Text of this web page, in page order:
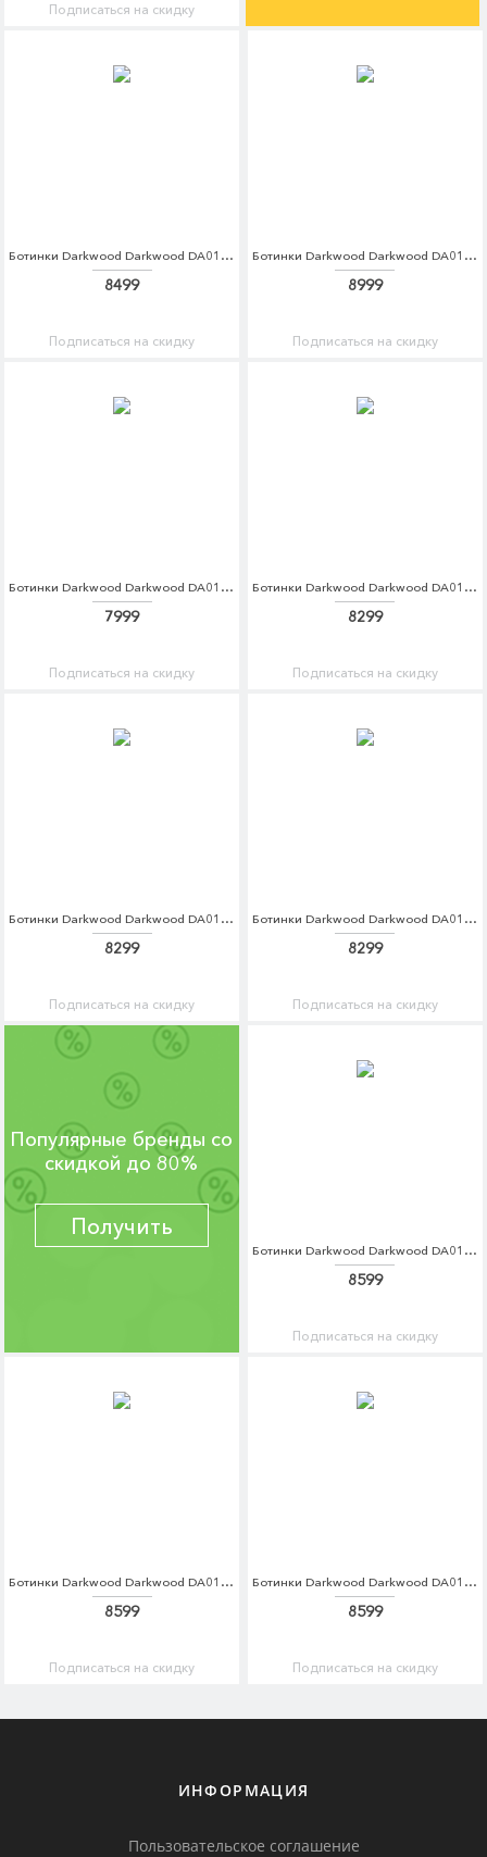
Подписаться на скидку
Ботинки Darkwood Darkwood DA014AWCBGL0
8499
Подписаться на скидку
Ботинки Darkwood Darkwood DA014AMCBGG4
8999
Подписаться на скидку
Ботинки Darkwood Darkwood DA014AWCBGJ5
7999
Подписаться на скидку
Ботинки Darkwood Darkwood DA014AWCBGJ7
8299
Подписаться на скидку
Ботинки Darkwood Darkwood DA014AWCBGK1
8299
Подписаться на скидку
Ботинки Darkwood Darkwood DA014AWCBGI1
8299
Подписаться на скидку
Популярные бренды со
скидкой до 80%
Получить
Ботинки Darkwood Darkwood DA014AWCBGK8
8599
Подписаться на скидку
Ботинки Darkwood Darkwood DA014AMCBGG2
8599
Подписаться на скидку
Ботинки Darkwood Darkwood DA014AMCBGG3
8599
Подписаться на скидку
ИНФОРМАЦИЯ
Пользовательское соглашение